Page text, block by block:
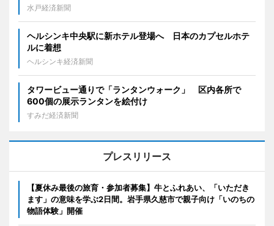
水戸経済新聞
ヘルシンキ中央駅に新ホテル登場へ 日本のカプセルホテ
ルに着想
ヘルシンキ経済新聞
タワービュー通りで「ランタンウォーク」 区内各所で
600個の展示ランタンを絵付け
すみだ経済新聞
プレスリリース
【夏休み最後の旅育・参加者募集】牛とふれあい、「いただき
ます」の意味を学ぶ2日間。岩手県久慈市で親子向け「いのちの
物語体験」開催